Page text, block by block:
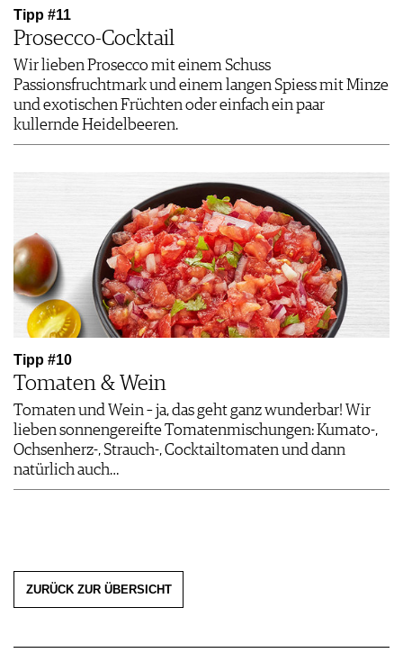
Tipp #11
Prosecco-Cocktail
Wir lieben Prosecco mit einem Schuss
Passionsfruchtmark und einem langen Spiess mit Minze
und exotischen Früchten oder einfach ein paar
kullernde Heidelbeeren.
Tipp #10
Tomaten & Wein
Tomaten und Wein – ja, das geht ganz wunderbar! Wir
lieben sonnengereifte Tomatenmischungen: Kumato-,
Ochsenherz-, Strauch-, Cocktailtomaten und dann
natürlich auch…
ZURÜCK ZUR ÜBERSICHT